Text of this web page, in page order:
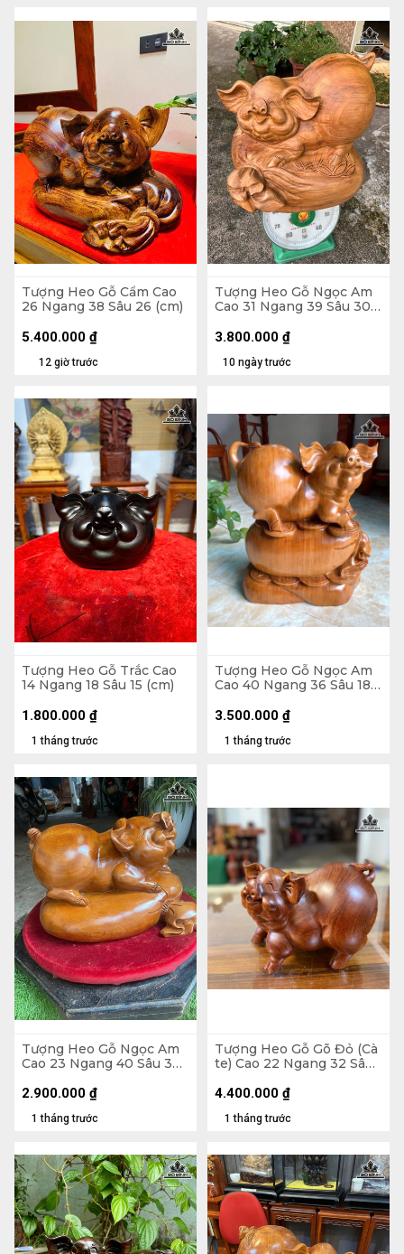
Tượng Heo Gỗ Cẩm Cao
26 Ngang 38 Sâu 26 (cm)
12 giờ trước
5.400.000 ₫
Tượng Heo Gỗ Ngọc Am
Cao 31 Ngang 39 Sâu 30
10 ngày trước
3.800.000 ₫
Tượng Heo Gỗ Trắc Cao
14 Ngang 18 Sâu 15 (cm)
1 tháng trước
1.800.000 ₫
Tượng Heo Gỗ Ngọc Am
Cao 40 Ngang 36 Sâu 18
1 tháng trước
3.500.000 ₫
Tượng Heo Gỗ Ngọc Am
Cao 23 Ngang 40 Sâu 30
1 tháng trước
2.900.000 ₫
Tượng Heo Gỗ Gõ Đỏ (Cà
te) Cao 22 Ngang 32 Sâu
1 tháng trước
4.400.000 ₫